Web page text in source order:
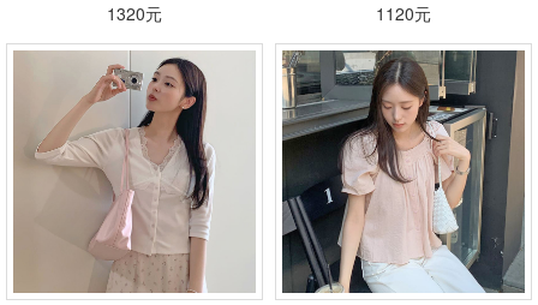
1320元
1120元